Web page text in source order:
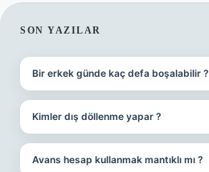
SIDEBAR
SON YAZILAR
Bir erkek günde kaç defa boşalabilir ?
Kimler dış döllenme yapar ?
Avans hesap kullanmak mantıklı mı ?